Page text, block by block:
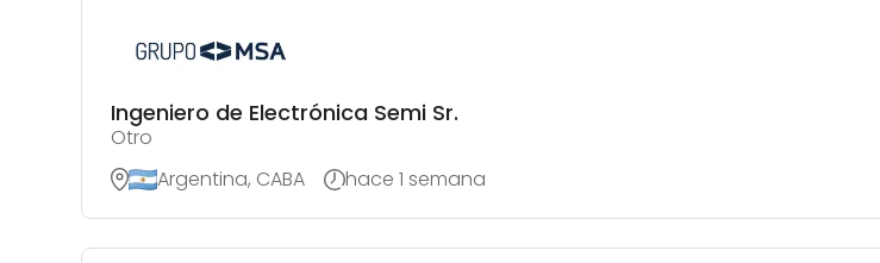
Ingeniero de Electrónica Semi Sr.
Otro
Argentina, CABA
hace 1 semana